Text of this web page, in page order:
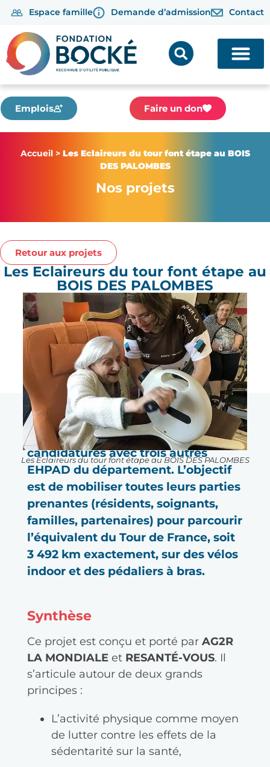
Espace famille Demande d’admission Contact
Emplois Faire un don
Accueil> Les Eclaireurs du tour font étape au BOIS
DES PALOMBES
Nos projets
Retour aux projets
Les Eclaireurs du tour font étape au
BOIS DES PALOMBES
Les Eclaireurs du tour font étape au BOIS DES PALOMBES
Pour la Gironde, l’EHPAD BOIS DES
PALOMBES est lauréat de l’appel à
candidatures avec trois autres
EHPAD du département. L’objectif
est de mobiliser toutes leurs parties
prenantes (résidents, soignants,
familles, partenaires) pour parcourir
l’équivalent du Tour de France, soit
3 492 km exactement, sur des vélos
indoor et des pédaliers à bras.
Synthèse
Ce projet est conçu et porté par AG2R
LA MONDIALEet RESANTÉ-VOUS. Il
s’articule autour de deux grands
principes :
L’activité physique comme moyen
de lutter contre les effets de la
sédentarité sur la santé,